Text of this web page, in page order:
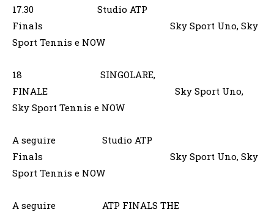
17.30 Studio ATP
Finals Sky Sport Uno, Sky
Sport Tennis e NOW
18 SINGOLARE,
FINALE Sky Sport Uno,
Sky Sport Tennis e NOW
A seguire Studio ATP
Finals Sky Sport Uno, Sky
Sport Tennis e NOW
A seguire ATP FINALS THE